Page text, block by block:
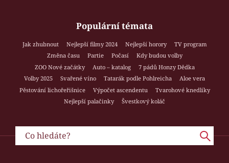
Populární témata
Jak zhubnout Nejlepší filmy 2024 Nejlepší horory
TV program
Změna času
Partie Počasí
Kdy budou volby
ZOO Nové začátky
Auto – katalog
7 pádů Honzy Dědka
Volby 2025
Svařené víno Tatarák podle Pohlreicha
Aloe vera
Pěstování lichořeřišnice
Výpočet ascendentu
Tvarohové knedlíky
Nejlepší palačinky
Švestkový koláč